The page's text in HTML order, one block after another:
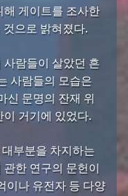
게이트를 조사한
으로 밝혀졌다.
람들이 살았던 흔
사람들의 모습은
신 문명의 잔재 위
거기에 있었다.
부분을 차지하는
관한 연구의 문헌이
이나 유전자 등 다양